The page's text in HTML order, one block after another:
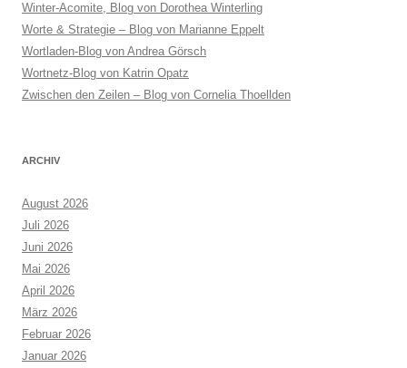
Winter-Acomite, Blog von Dorothea Winterling
Worte & Strategie – Blog von Marianne Eppelt
Wortladen-Blog von Andrea Görsch
Wortnetz-Blog von Katrin Opatz
Zwischen den Zeilen – Blog von Cornelia Thoellden
ARCHIV
August 2026
Juli 2026
Juni 2026
Mai 2026
April 2026
März 2026
Februar 2026
Januar 2026